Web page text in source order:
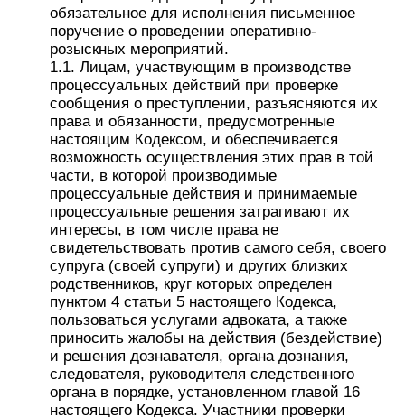
обязательное для исполнения письменное
поручение о проведении оперативно-
розыскных мероприятий.
1.1. Лицам, участвующим в производстве
процессуальных действий при проверке
сообщения о преступлении, разъясняются их
права и обязанности, предусмотренные
настоящим Кодексом, и обеспечивается
возможность осуществления этих прав в той
части, в которой производимые
процессуальные действия и принимаемые
процессуальные решения затрагивают их
интересы, в том числе права не
свидетельствовать против самого себя, своего
супруга (своей супруги) и других близких
родственников, круг которых определен
пунктом 4 статьи 5 настоящего Кодекса,
пользоваться услугами адвоката, а также
приносить жалобы на действия (бездействие)
и решения дознавателя, органа дознания,
следователя, руководителя следственного
органа в порядке, установленном главой 16
настоящего Кодекса. Участники проверки